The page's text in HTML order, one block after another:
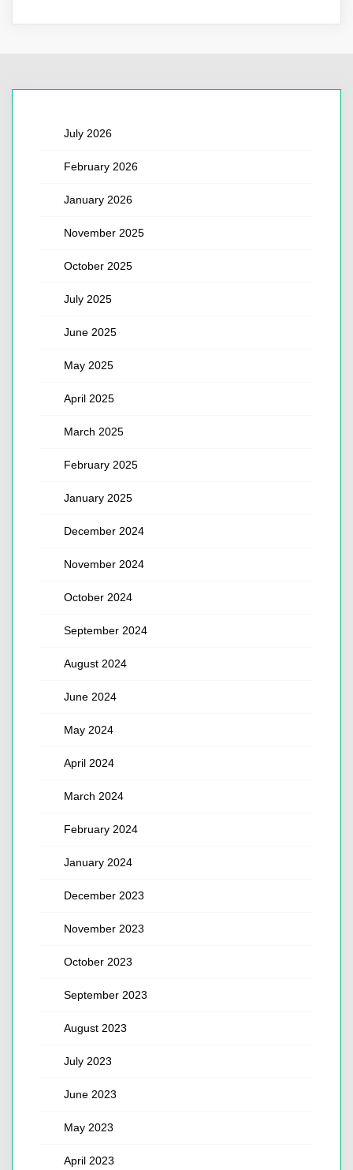
July 2026
February 2026
January 2026
November 2025
October 2025
July 2025
June 2025
May 2025
April 2025
March 2025
February 2025
January 2025
December 2024
November 2024
October 2024
September 2024
August 2024
June 2024
May 2024
April 2024
March 2024
February 2024
January 2024
December 2023
November 2023
October 2023
September 2023
August 2023
July 2023
June 2023
May 2023
April 2023